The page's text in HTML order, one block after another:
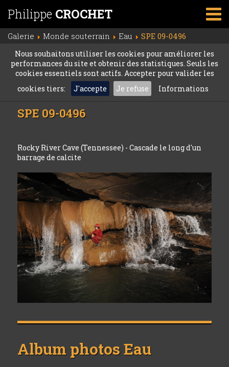
Philippe CROCHET
Galerie Monde souterrain Eau SPE 09-0496
Nous souhaitons utiliser les cookies pour améliorer les
performances du site et obtenir des statistiques. Seuls les
cookies essentiels sont actifs. Accepter pour valider les
cookies tiers:
J'accepte Je refuse Informations
SPE 09-0496
Rocky River Cave (Tennessee) - Cascade le long d'un
barrage de calcite
Album photosEau